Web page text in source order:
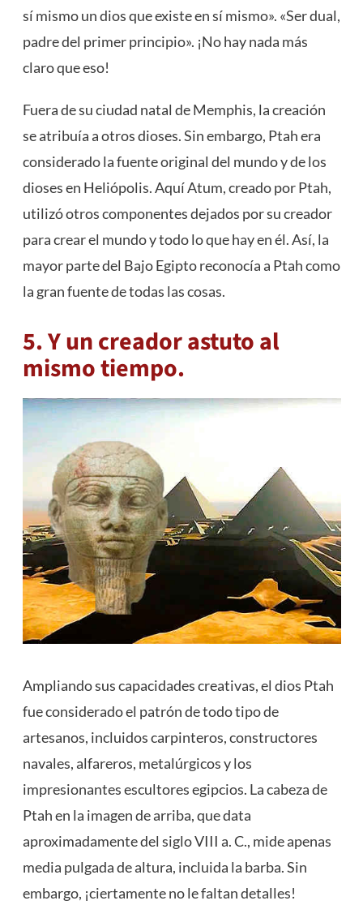
sí mismo un dios que existe en sí mismo». «Ser dual,
padre del primer principio». ¡No hay nada más
claro que eso!
Fuera de su ciudad natal de Memphis, la creación
se atribuía a otros dioses. Sin embargo, Ptah era
considerado la fuente original del mundo y de los
dioses en Heliópolis. Aquí Atum, creado por Ptah,
utilizó otros componentes dejados por su creador
para crear el mundo y todo lo que hay en él. Así, la
mayor parte del Bajo Egipto reconocía a Ptah como
la gran fuente de todas las cosas.
5. Y un creador astuto al
mismo tiempo.
Ampliando sus capacidades creativas, el dios Ptah
fue considerado el patrón de todo tipo de
artesanos, incluidos carpinteros, constructores
navales, alfareros, metalúrgicos y los
impresionantes escultores egipcios. La cabeza de
Ptah en la imagen de arriba, que data
aproximadamente del siglo VIII a. C., mide apenas
media pulgada de altura, incluida la barba. Sin
embargo, ¡ciertamente no le faltan detalles!